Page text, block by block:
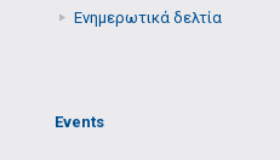
Ενημερωτικά δελτία
Events